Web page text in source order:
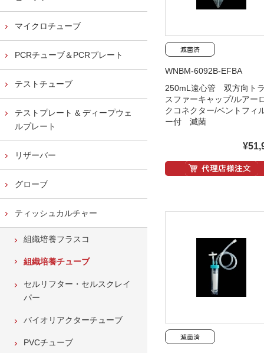
WNBM-6092B-EFBA
250mL遠心管 双方向ト
スファーキャップ/ルアー
クコネクター/ベントフィ
ー付 滅菌
マイクロチューブ
PCRチューブ＆PCRプレート
テストチューブ
テストプレート & ディープウェ
ルプレート
リザーバー
グローブ
ティッシュカルチャー
組織培養フラスコ
組織培養チューブ
セルリフター・セルスクレイ
パー
バイオリアクターチューブ
PVCチューブ